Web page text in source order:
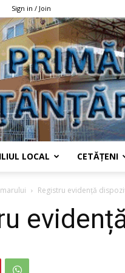
Sign in / Join
LOCAL CETĂȚENI
Registru evidență